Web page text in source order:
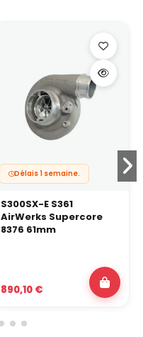
Délais 1 semaine.
S300SX-E S361
AirWerks Supercore
8376 61mm
890,10 €